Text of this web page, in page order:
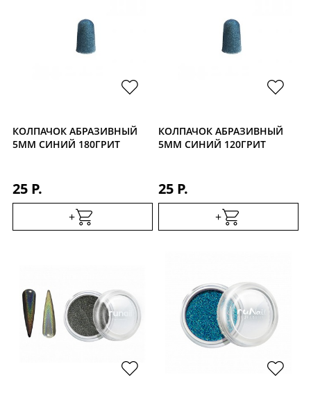
КОЛПАЧОК АБРАЗИВНЫЙ
5ММ СИНИЙ 180ГРИТ
25 Р.
+
КОЛПАЧОК АБРАЗИВНЫЙ
5ММ СИНИЙ 120ГРИТ
25 Р.
+